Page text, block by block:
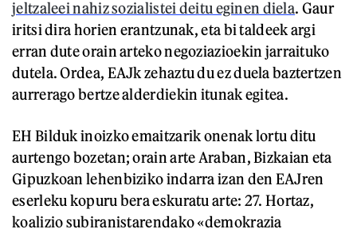
jeltzaleei nahiz sozialistei deitu eginen diela. Gaur
iritsi dira horien erantzunak, eta bi taldeek argi
erran dute orain arteko negoziazioekin jarraituko
dutela. Ordea, EAJk zehaztu du ez duela baztertzen
aurrerago bertze alderdiekin itunak egitea.
EH Bilduk inoizko emaitzarik onenak lortu ditu
aurtengo bozetan; orain arte Araban, Bizkaian eta
Gipuzkoan lehenbiziko indarra izan den EAJren
eserleku kopuru bera eskuratu arte: 27. Hortaz,
koalizio subiranistarendako «demokrazia